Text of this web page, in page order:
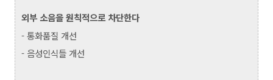
외부 소음을 원칙적으로 차단한다
- 통화품질 개선
- 음성인식들 개선